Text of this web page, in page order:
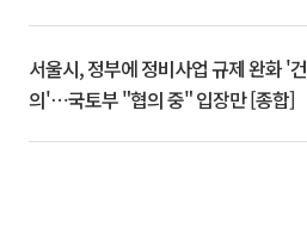
서울시, 정부에 정비사업 규제 완화 '건
의'⋯국토부 "협의 중" 입장만 [종합]